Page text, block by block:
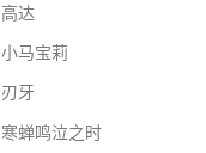
高达
小马宝莉
刃牙
寒蝉鸣泣之时